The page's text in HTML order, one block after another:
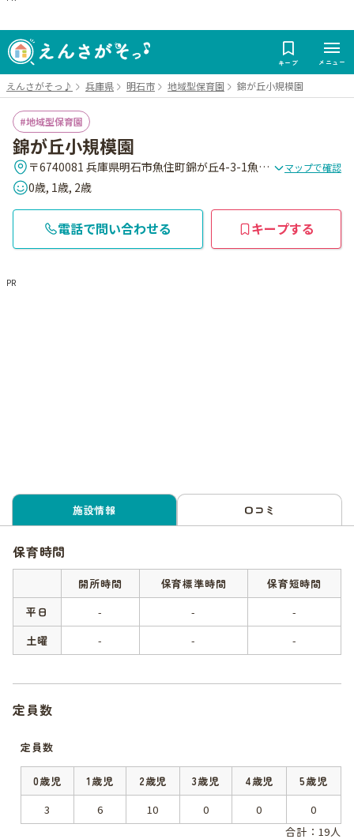
キープ メニュー
えんさがそっ♪ 兵庫県 明石市 地域型保育園 錦が丘小規模園
地域型保育園
錦が丘小規模園
〒6740081 兵庫県明石市魚住町錦が丘4-3-1魚住モ-ル2階 マップで確認
0歳, 1歳, 2歳
電話で問い合わせる キープする
PR
施設情報 口コミ
保育時間
開所時間 保育標準時間
保育短時間
平日
- -
-
土曜
- - -
定員数
定員数
0歳児 1歳児 2歳児 3歳児 4歳児
5歳児
3
6 10 0 0
0
合計：19人